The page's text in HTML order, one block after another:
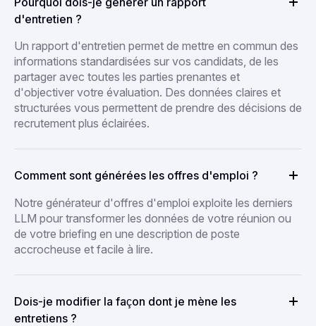
d'entretien ?
Un rapport d'entretien permet de mettre en commun des
informations standardisées sur vos candidats, de les
partager avec toutes les parties prenantes et
d'objectiver votre évaluation. Des données claires et
structurées vous permettent de prendre des décisions de
recrutement plus éclairées.
Comment sont générées les offres d'emploi ?
Notre générateur d'offres d'emploi exploite les derniers
LLM pour transformer les données de votre réunion ou
de votre briefing en une description de poste
accrocheuse et facile à lire.
Dois-je modifier la façon dont je mène les
entretiens ?